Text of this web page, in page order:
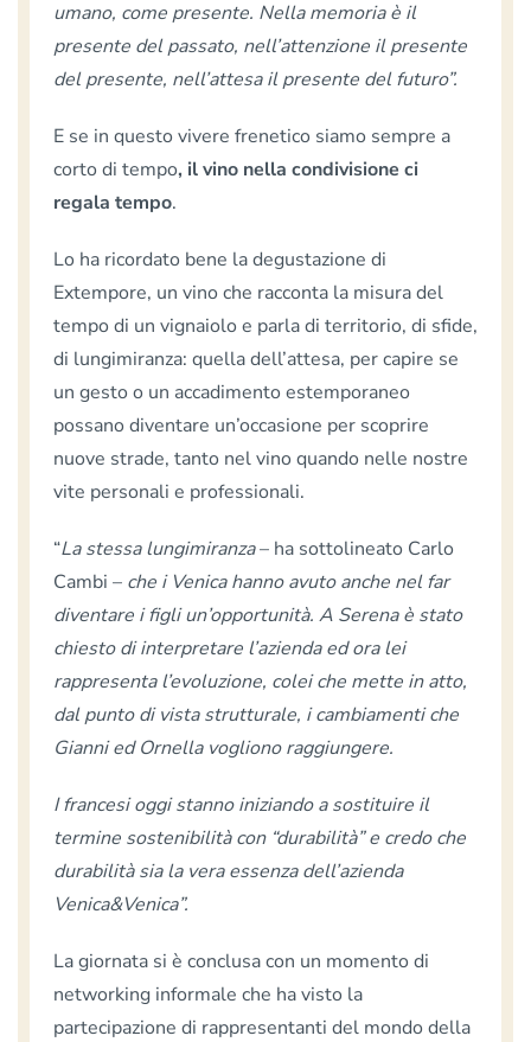
umano, come presente. Nella memoria è il
presente del passato, nell’attenzione il presente
del presente, nell’attesa il presente del futuro”.
E se in questo vivere frenetico siamo sempre a
corto di tempo, il vino nella condivisione ci
regala tempo.
Lo ha ricordato bene la degustazione di
Extempore, un vino che racconta la misura del
tempo di un vignaiolo e parla di territorio, di sfide,
di lungimiranza: quella dell’attesa, per capire se
un gesto o un accadimento estemporaneo
possano diventare un’occasione per scoprire
nuove strade, tanto nel vino quando nelle nostre
vite personali e professionali.
“La stessa lungimiranza– ha sottolineato Carlo
Cambi – che i Venica hanno avuto anche nel far
diventare i figli un’opportunità. A Serena è stato
chiesto di interpretare l’azienda ed ora lei
rappresenta l’evoluzione, colei che mette in atto,
dal punto di vista strutturale, i cambiamenti che
Gianni ed Ornella vogliono raggiungere.
I francesi oggi stanno iniziando a sostituire il
termine sostenibilità con “durabilità” e credo che
durabilità sia la vera essenza dell’azienda
Venica&Venica”.
La giornata si è conclusa con un momento di
networking informale che ha visto la
partecipazione di rappresentanti del mondo della